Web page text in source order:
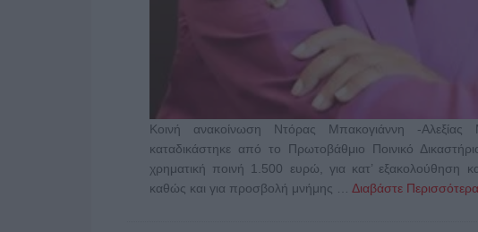
Κοινή ανακοίνωση Ντόρας Μπακογιάννη -
καταδικάστηκε από το Πρωτοβάθμιο Ποινικό
χρηματική ποινή 1.500 ευρώ, για κατ’ εξακολούθηση
καθώς και για προσβολή μνήμης … Διαβάστε